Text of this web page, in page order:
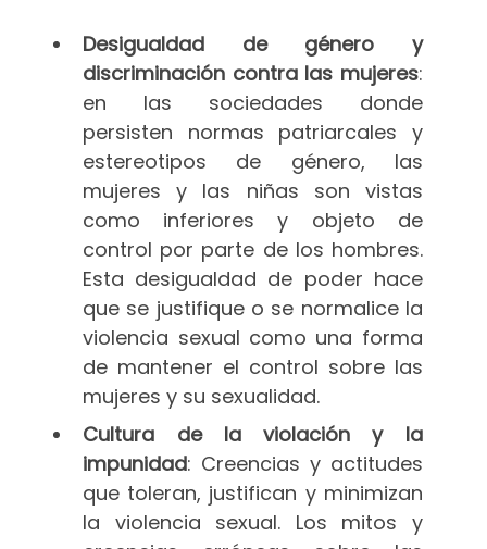
Desigualdad de género y
discriminación contra las mujeres:
en las sociedades donde
persisten normas patriarcales y
estereotipos de género, las
mujeres y las niñas son vistas
como inferiores y objeto de
control por parte de los hombres.
Esta desigualdad de poder hace
que se justifique o se normalice la
violencia sexual como una forma
de mantener el control sobre las
mujeres y su sexualidad.
Cultura de la violación y la
impunidad: Creencias y actitudes
que toleran, justifican y minimizan
la violencia sexual. Los mitos y